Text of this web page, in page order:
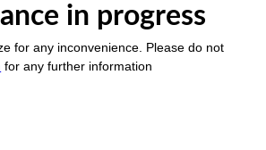
in progress
for any inconvenience. Please do not
for any further information